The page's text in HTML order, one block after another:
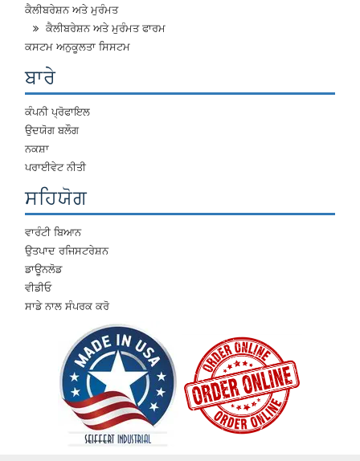
ਕੈਲੀਬਰੇਸ਼ਨ ਅਤੇ ਮੁਰੰਮਤ
ਕੈਲੀਬਰੇਸ਼ਨ ਅਤੇ ਮੁਰੰਮਤ ਫਾਰਮ
ਕਸਟਮ ਅਨੁਕੂਲਤਾ ਸਿਸਟਮ
ਬਾਰੇ
ਕੰਪਨੀ ਪ੍ਰੋਫਾਇਲ
ਉਦਯੋਗ ਬਲੌਗ
ਨਕਸ਼ਾ
ਪਰਾਈਵੇਟ ਨੀਤੀ
ਸਹਿਯੋਗ
ਵਾਰੰਟੀ ਬਿਆਨ
ਉਤਪਾਦ ਰਜਿਸਟਰੇਸ਼ਨ
ਡਾਊਨਲੋਡ
ਵੀਡੀਓ
ਸਾਡੇ ਨਾਲ ਸੰਪਰਕ ਕਰੋ